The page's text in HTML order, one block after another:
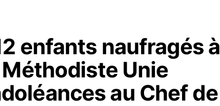
enfants naufragés à
Méthodiste Unie
au Chef de